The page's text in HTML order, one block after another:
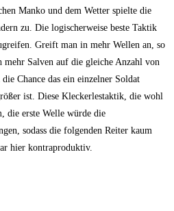
Manko und dem Wetter spielte die
zu. Die logischerweise beste Taktik
Greift man in mehr Wellen an, so
mehr Salven auf die gleiche Anzahl von
Chance das ein einzelner Soldat
ist. Diese Kleckerlestaktik, die wohl
die erste Welle würde die
sodass die folgenden Reiter kaum
hier kontraproduktiv.